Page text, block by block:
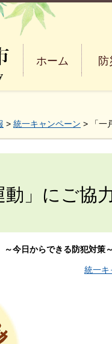
ホーム
> 統一キャンペーン > 「一
動」にご協
～今日からできる防犯対策～
統一キ